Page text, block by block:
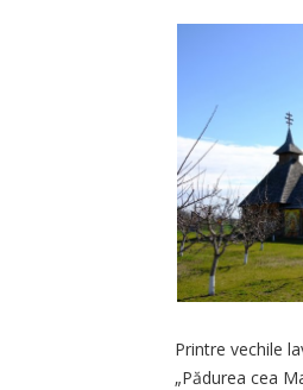
Printre vechile
„Pădurea cea